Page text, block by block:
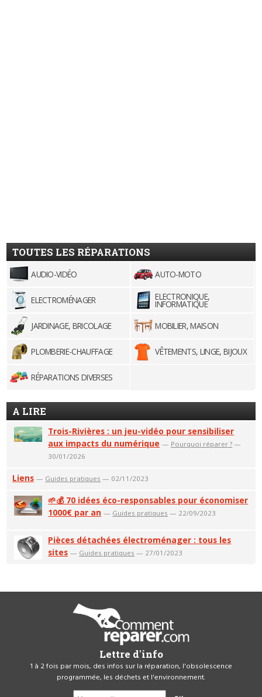
TOUTES LES RÉPARATIONS
AUDIO-VIDÉO AUTO-MOTO
ELECTROMÉNAGER ELECTRONIQUE,
INFORMATIQUE
JARDINAGE, BRICOLAGE
MOBILIER, MAISON
PLOMBERIE-CHAUFFAGE VÊTEMENTS, LINGE, BIJOUX
RÉPARATIONS DIVERSES
A LIRE
Trois-Rivières : un jeu-vidéo pour sensibiliser
aux impacts du numérique — Pourquoi réparer ? —
30/01/2026
Liens — Guides pratiques — 02/11/2023
🌱💰 70 idées éco-responsables pour économiser
1000€ par an — Guides pratiques — 22/09/2023
Pièces détachées électroménager : tous les
sites — Guides pratiques — 27/01/2023
Lettre d'info
1 à 2 fois par mois, des infos sur la réparation, l'obsolescence
programmée, les déchets et l'environnement.